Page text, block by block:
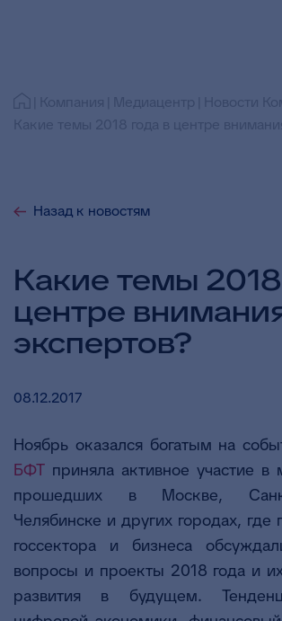
Назад к новостям
Какие темы
центре
экспертов?
08.12.2017
Ноябрь оказался богатым на
БФТ приняла активное участие в
прошедших в Москве, Санкт-
Челябинске и других городах, где
госсектора и бизнеса
вопросы и проекты 2018 года и
развития в будущем.